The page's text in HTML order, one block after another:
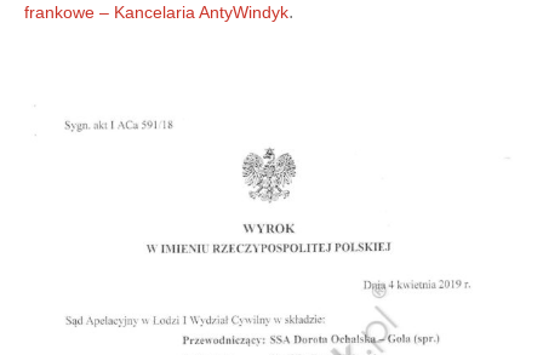
Doradztwo & konsulting Doradztwo & konsulting
frankowe – Kancelaria AntyWindyk.